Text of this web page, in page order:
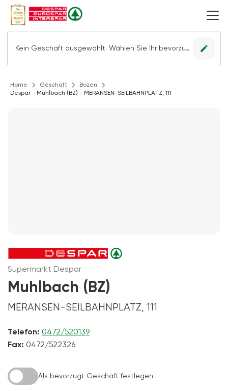
Kein Geschäft ausgewählt. Wählen Sie Ihr bevorzugtes Geschäft, um alle Angebote sehen zu können. edit
Home Geschäft
Bozen
Despar - Muhlbach (BZ) - MERANSEN-SEILBAHNPLATZ, 111
Supermarkt Despar
Muhlbach (BZ)
MERANSEN-SEILBAHNPLATZ, 111
Telefon: 0472/520139
Fax: 0472/522326
Als bevorzugt Geschäft festlegen